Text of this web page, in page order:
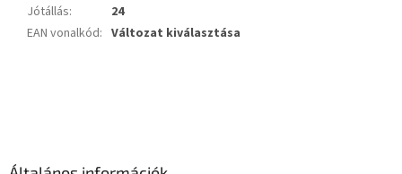
Jótállás:
24
EAN vonalkód: Változat kiválasztása